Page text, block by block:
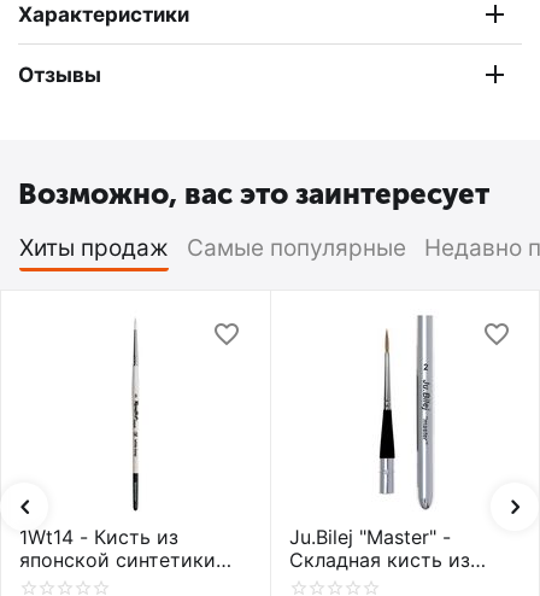
Характеристики
Отзывы
Возможно, вас это заинтересует
Хиты продаж Самые популярные Недавно
1Wt14 - Кисть из
японской синтетики
Roubloff restyle White
Ju.Bilej "Master" -
Складная кисть из
колонка от Юлии Билей